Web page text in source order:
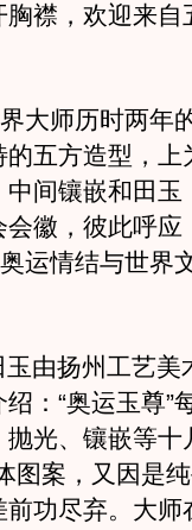
襟，欢迎来自
大师历时两年
五方造型，上
间镶嵌和田玉
徽，彼此呼应
运情结与世界
由扬州工艺美
：“奥运玉尊”
光、镶嵌等十
图案，又因是
功尽弃。大师